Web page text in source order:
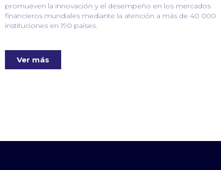
promueven la innovación y el desempeño en los mercados
financieros mundiales mediante la atención a más de 40 000
instituciones en 190 países.
Ver más